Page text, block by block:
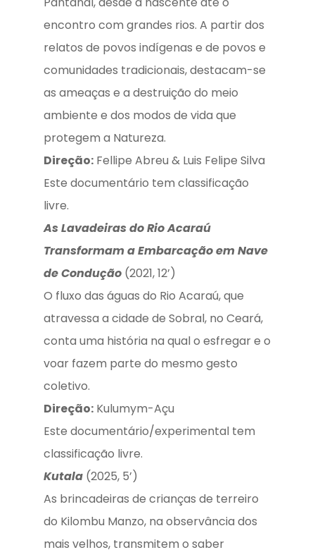
encontro com grandes rios. A partir dos
relatos de povos indígenas e de povos e
comunidades tradicionais, destacam-se
as ameaças e a destruição do meio
ambiente e dos modos de vida que
protegem a Natureza.
Direção:Fellipe Abreu & Luis Felipe Silva
Este documentário tem classificação
livre.
As Lavadeiras do Rio Acaraú
Transformam a Embarcação em Nave
de Condução (2021, 12’)
O fluxo das águas do Rio Acaraú, que
atravessa a cidade de Sobral, no Ceará,
conta uma história na qual o esfregar e o
voar fazem parte do mesmo gesto
coletivo.
Direção:Kulumym-Açu
Este documentário/experimental tem
classificação livre.
Kutala(2025, 5’)
As brincadeiras de crianças de terreiro
do Kilombu Manzo, na observância dos
mais velhos, transmitem o saber